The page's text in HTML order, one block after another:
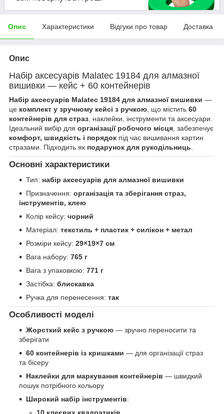
Опис Характеристики Відгуки про товар Доставка
Опис
Набір аксесуарів Malatec 19184 для алмазної
вишивки — кейс + 60 контейнерів
Набір аксесуарів Malatec 19184 для алмазної вишивки —
це комплект у зручному кейсі з ручкою, що містить 60
контейнерів для страз, наклейки, інструменти та аксесуари.
Ідеальний вибір для організації робочого місця, забезпечує
комфорт, швидкість і порядок під час вишивання картин
стразами. Підходить як подарунок для рукодільниць.
Основні характеристики
Тип: набір аксесуарів для алмазної вишивки
Призначення: організація та зберігання страз,
інструментів, клею
Колір кейсу: чорний
Матеріал: текстиль + пластик + силікон + метал
Розміри кейсу: 29×19×7 см
Вага набору: 765 г
Вага з упаковкою: 771 г
Застібка: блискавка
Ручка для перенесення: так
Особливості моделі
Жорсткий кейс з ручкою — зручно переносити та
зберігати
60 контейнерів із кришками — для організації страз
та бісеру
Наклейки для маркування контейнерів — швидкий
пошук потрібного кольору
Широкий набір інструментів: